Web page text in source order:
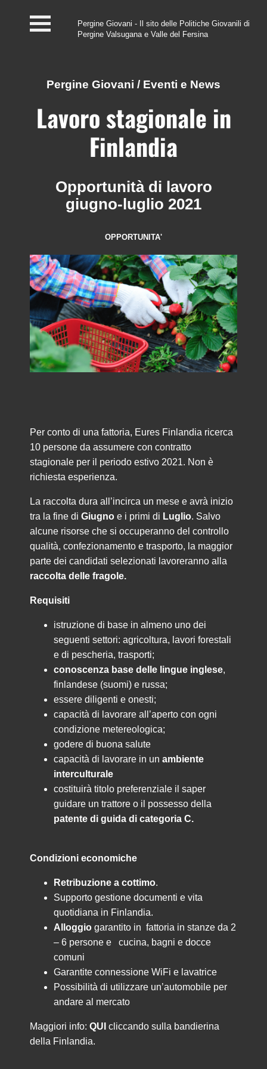
#InfoPoint
Centro #Kairos
PGZ Pergine e Valle
del Fersina
Eventi e News
Contatti
Pergine Giovani - Il sito delle Politiche Giovanili di
Pergine Valsugana e Valle del Fersina
Pergine Giovani / Eventi e News
Lavoro stagionale in
Finlandia
Opportunità di lavoro
giugno-luglio 2021
OPPORTUNITA'
Per conto di una fattoria, Eures Finlandia ricerca
10 persone da assumere con contratto
stagionale per il periodo estivo 2021. Non è
richiesta esperienza.
La raccolta dura all’incirca un mese e avrà inizio
tra la fine di Giugno e i primi di Luglio. Salvo
alcune risorse che si occuperanno del controllo
qualità, confezionamento e trasporto, la maggior
parte dei candidati selezionati lavoreranno alla
raccolta delle fragole.
Requisiti
istruzione di base in almeno uno dei
seguenti settori: agricoltura, lavori forestali
e di pescheria, trasporti;
conoscenza base delle lingue inglese,
finlandese (suomi) e russa;
essere diligenti e onesti;
capacità di lavorare all’aperto con ogni
condizione metereologica;
godere di buona salute
capacità di lavorare in un ambiente
interculturale
costituirà titolo preferenziale il saper
guidare un trattore o il possesso della
patente di guida di categoria C.
Condizioni economiche
Retribuzione a cottimo.
Supporto gestione documenti e vita
quotidiana in Finlandia.
Alloggio garantito in fattoria in stanze da 2
– 6 persone e cucina, bagni e docce
comuni
Garantite connessione WiFi e lavatrice
Possibilità di utilizzare un’automobile per
andare al mercato
Maggiori info: QUI cliccando sulla bandierina
della Finlandia.